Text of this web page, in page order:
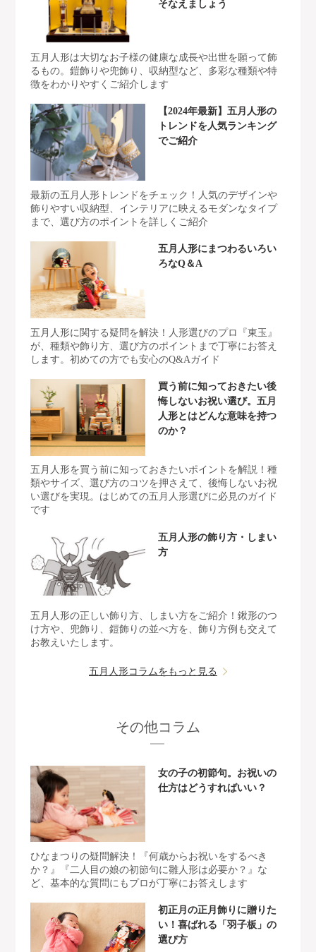
そなえましょう
五月人形は大切なお子様の健康な成長や出世を願って飾
るもの。鎧飾りや兜飾り、収納型など、多彩な種類や特
徴をわかりやすくご紹介します
【2024年最新】五月人形の
トレンドを人気ランキング
でご紹介
最新の五月人形トレンドをチェック！人気のデザインや
飾りやすい収納型、インテリアに映えるモダンなタイプ
まで、選び方のポイントを詳しくご紹介
五月人形にまつわるいろい
ろなQ＆A
五月人形に関する疑問を解決！人形選びのプロ『東玉』
が、種類や飾り方、選び方のポイントまで丁寧にお答え
します。初めての方でも安心のQ&Aガイド
買う前に知っておきたい後
悔しないお祝い選び。五月
人形とはどんな意味を持つ
のか？
五月人形を買う前に知っておきたいポイントを解説！種
類やサイズ、選び方のコツを押さえて、後悔しないお祝
い選びを実現。はじめての五月人形選びに必見のガイド
です
五月人形の飾り方・しまい
方
五月人形の正しい飾り方、しまい方をご紹介！鍬形のつ
け方や、兜飾り、鎧飾りの並べ方を、飾り方例も交えて
お教えいたします。
五月人形コラムをもっと見る
その他コラム
女の子の初節句。お祝いの
仕方はどうすればいい？
ひなまつりの疑問解決！『何歳からお祝いをするべき
か？』『二人目の娘の初節句に雛人形は必要か？』な
ど、基本的な質問にもプロが丁寧にお答えします
初正月の正月飾りに贈りた
い！喜ばれる「羽子板」の
選び方